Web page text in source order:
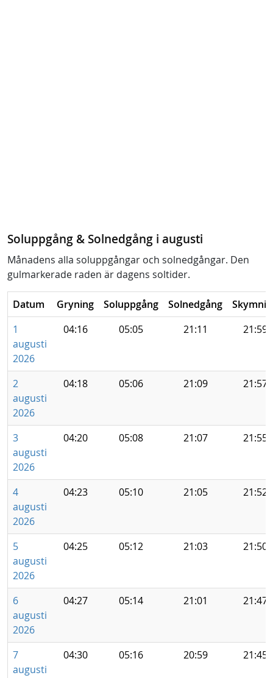
Soluppgång & Solnedgång i augusti
Månadens alla soluppgångar och solnedgångar. Den
gulmarkerade raden är dagens soltider.
Datum Gryning Soluppgång Solnedgång
1
augusti
2026
04:16 05:05 21:11 21:59
2
augusti
2026
04:18 05:06 21:09 21:57
3
augusti
2026
04:20 05:08 21:07 21:55
4
augusti
2026
04:23 05:10 21:05 21:52
5
augusti
2026
04:25 05:12 21:03 21:50
6
augusti
2026
04:27 05:14 21:01 21:47
7
augusti
04:30 05:16 20:59 21:45